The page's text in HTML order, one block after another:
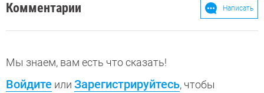
Комментарии Написать
Мы знаем, вам есть что сказать!
Войдите или Зарегистрируйтесь, чтобы